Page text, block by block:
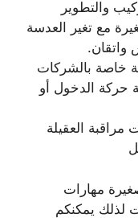
والتطوير
مع تغير العدسة
واتقان.
خاصة بالشركات
حركة الدخول أو
العقيلة
مهارات
لذلك يمكنكم